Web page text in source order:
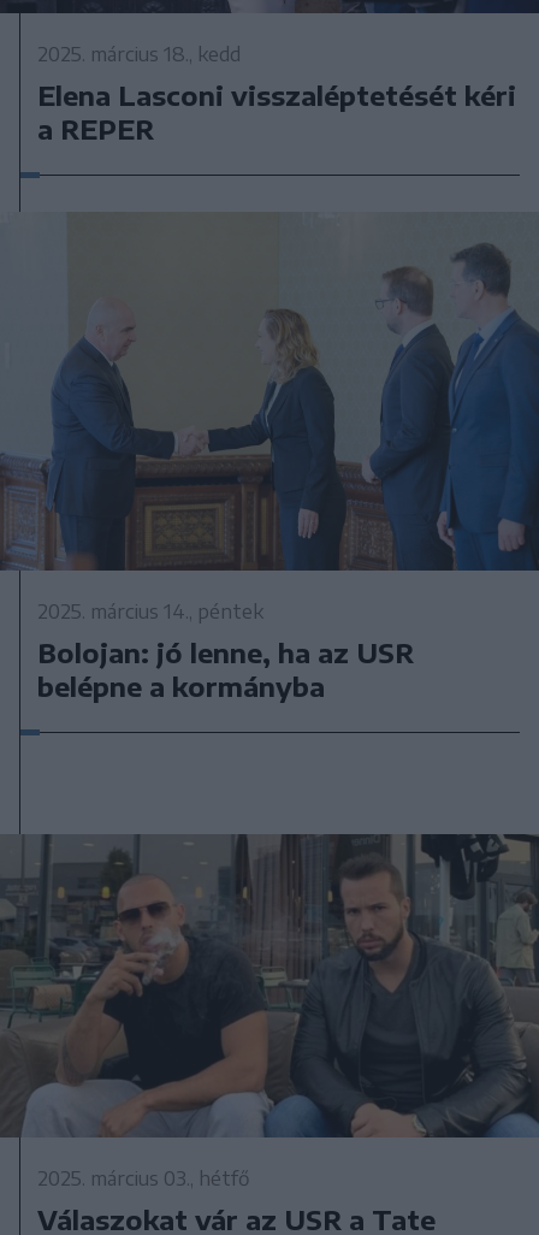
2025. március 18., kedd
Elena Lasconi visszaléptetését kéri
a REPER
2025. március 14., péntek
Bolojan: jó lenne, ha az USR
belépne a kormányba
2025. március 03., hétfő
Válaszokat vár az USR a Tate